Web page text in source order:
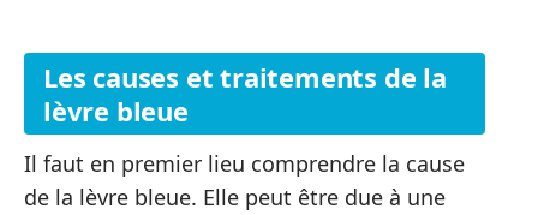
Les causes et traitements de la
lèvre bleue
Il faut en premier lieu comprendre la cause
de la lèvre bleue. Elle peut être due à une